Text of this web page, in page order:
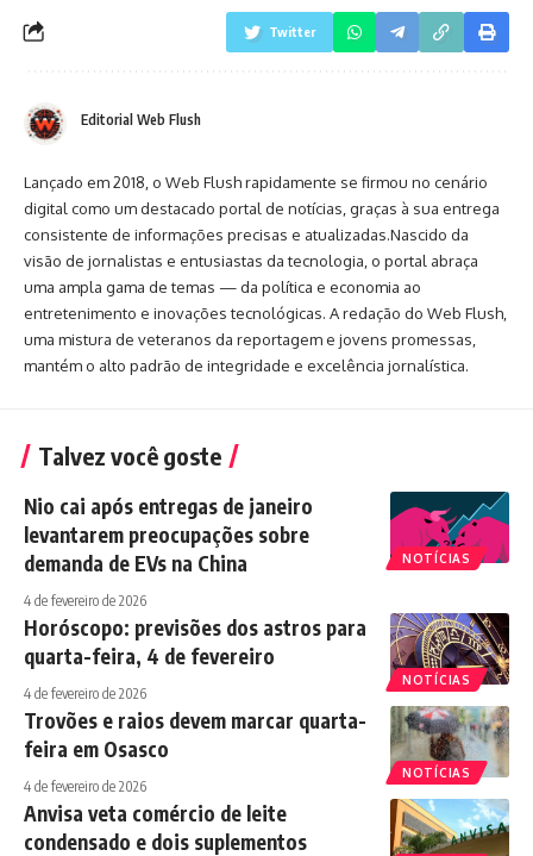
Twitter
Editorial Web Flush
Lançado em 2018, o Web Flush rapidamente se firmou no cenário
digital como um destacado portal de notícias, graças à sua entrega
consistente de informações precisas e atualizadas.Nascido da
visão de jornalistas e entusiastas da tecnologia, o portal abraça
uma ampla gama de temas — da política e economia ao
entretenimento e inovações tecnológicas. A redação do Web Flush,
uma mistura de veteranos da reportagem e jovens promessas,
mantém o alto padrão de integridade e excelência jornalística.
Talvez você goste
NOTÍCIAS
Nio cai após entregas de janeiro
levantarem preocupações sobre
demanda de EVs na China
4 de fevereiro de 2026
NOTÍCIAS
Horóscopo: previsões dos astros para
quarta-feira, 4 de fevereiro
4 de fevereiro de 2026
NOTÍCIAS
Trovões e raios devem marcar quarta-
feira em Osasco
4 de fevereiro de 2026
Anvisa veta comércio de leite
condensado e dois suplementos